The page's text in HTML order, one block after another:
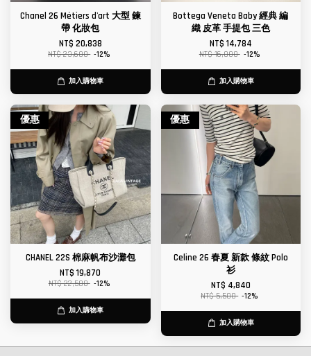
Chanel 26 Métiers d'art 大型 鍊
帶 化妝包
NT$ 20,838
NT$ 23,680 -12%
加入購物車
Bottega Veneta Baby 經典 編
織 皮革 手提包 三色
NT$ 14,784
NT$ 16,800 -12%
加入購物車
優惠
CHANEL 22S 棉麻帆布沙灘包
NT$ 19,870
NT$ 22,580 -12%
加入購物車
優惠
Celine 26 春夏 新款 條紋 Polo
衫
NT$ 4,840
NT$ 5,500 -12%
加入購物車